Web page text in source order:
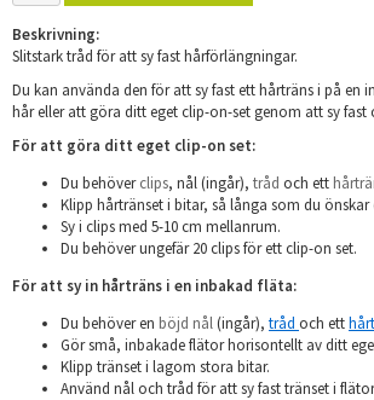
Beskrivning:
Slitstark tråd för att sy fast hårförlängningar.
Du kan använda den för att sy fast ett hårträns i på en
hår eller att göra ditt eget clip-on-set genom att sy fast
För att göra ditt eget clip-on set:
Du behöverclips, nål (ingår), tråd och ett
Klipp hårtränset i bitar, så långa som du önskar
Sy i clips med 5-10 cm mellanrum.
Du behöver ungefär 20 clips för ett clip-on set.
För att sy in hårträns i en inbakad fläta:
Du behöver en böjd nål(ingår), tråd och ett
Gör små, inbakade flätor horisontellt av ditt
Klipp tränset i lagom stora bitar.
Använd nål och tråd för att sy fast tränset i